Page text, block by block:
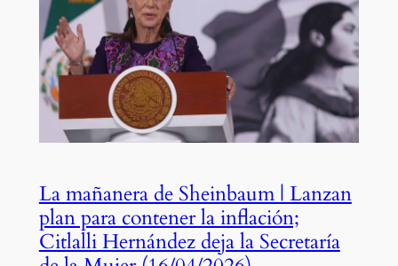
La mañanera de Sheinbaum | Lanzan
plan para contener la inflación;
Citlalli Hernández deja la Secretaría